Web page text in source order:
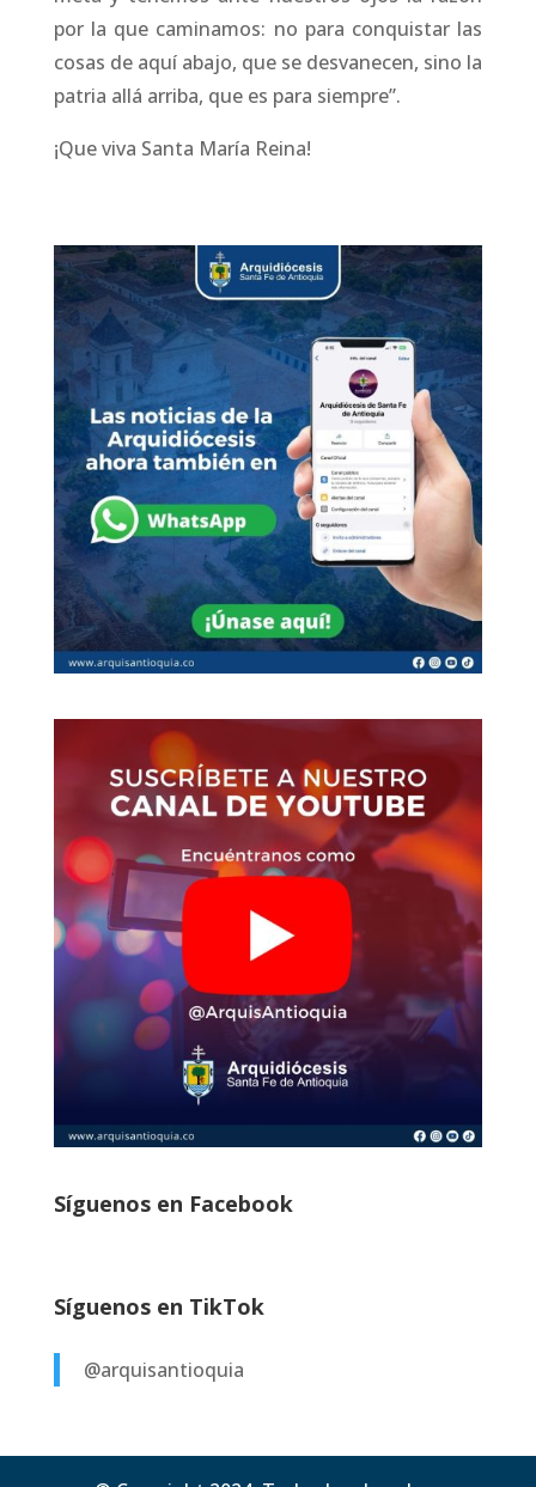
por la que caminamos: no para conquistar las
cosas de aquí abajo, que se desvanecen, sino la
patria allá arriba, que es para siempre”.
¡Que viva Santa María Reina!
Síguenos en Facebook
Síguenos en TikTok
@arquisantioquia